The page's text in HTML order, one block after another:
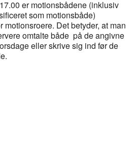
er motionsbådene (inklusiv
som motionsbåde)
motionsroere. Det betyder, at man
omtalte både på de angivne
eller skrive sig ind før de